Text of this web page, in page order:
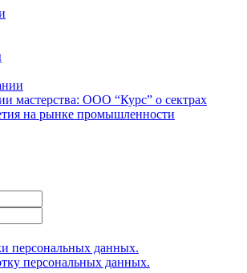
мастерства: ООО “Курс” о сектрах
на рынке промышленности
персональных данных.
персональных данных.